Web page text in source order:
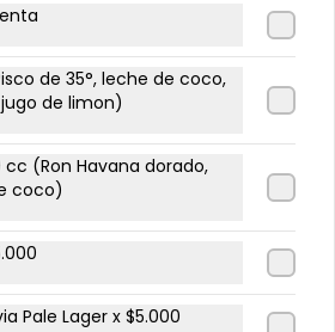
-9%
de
una
de 35°, leche de coco,
de limon)
(Ron Havana dorado,
coco)
Pale Lager x $5.000